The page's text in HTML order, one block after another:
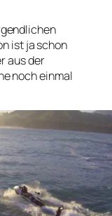
ist ja schon
aus der
noch einmal